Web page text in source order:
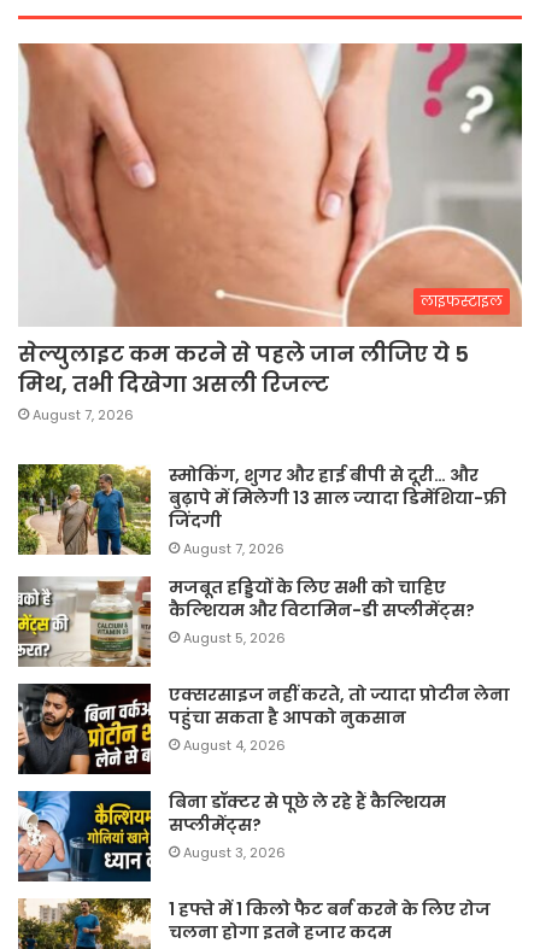
लाइफस्टाइल
सेल्युलाइट कम करने से पहले जान लीजिए ये 5
मिथ, तभी दिखेगा असली रिजल्ट
August 7, 2026
स्मोकिंग, शुगर और हाई बीपी से दूरी… और
बुढ़ापे में मिलेगी 13 साल ज्यादा डिमेंशिया-फ्री
जिंदगी
August 7, 2026
मजबूत हड्डियों के लिए सभी को चाहिए
कैल्शियम और विटामिन-डी सप्लीमेंट्स?
August 5, 2026
एक्सरसाइज नहीं करते, तो ज्यादा प्रोटीन लेना
पहुंचा सकता है आपको नुकसान
August 4, 2026
बिना डॉक्टर से पूछे ले रहे हैं कैल्शियम
सप्लीमेंट्स?
August 3, 2026
1 हफ्ते में 1 किलो फैट बर्न करने के लिए रोज
चलना होगा इतने हजार कदम